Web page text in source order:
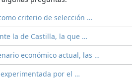
criterio de selección …
la de Castilla, la que …
económico actual, las …
por el …